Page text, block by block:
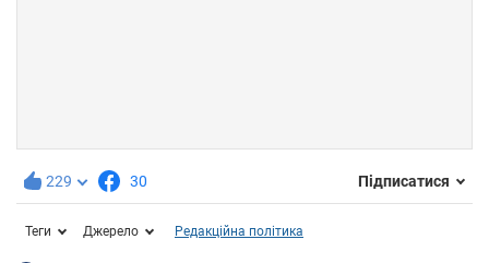
229 30 Підписатися
Теги Джерело Редакційна політика